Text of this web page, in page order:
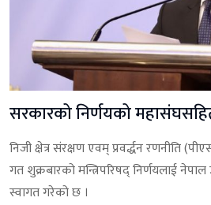
सरकारको निर्णयको
निजी क्षेत्र संरक्षण एवम् प्रवर्द्धन रणनीति
गत शुक्रबारको मन्त्रिपरिषद् निर्णयलाई
स्वागत गरेको छ ।